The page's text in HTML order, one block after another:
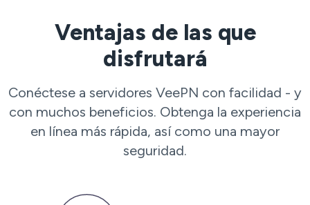
Ventajas de las que
disfrutará
Conéctese a servidores VeePN con facilidad - y
con muchos beneficios. Obtenga la experiencia
en línea más rápida, así como una mayor
seguridad.